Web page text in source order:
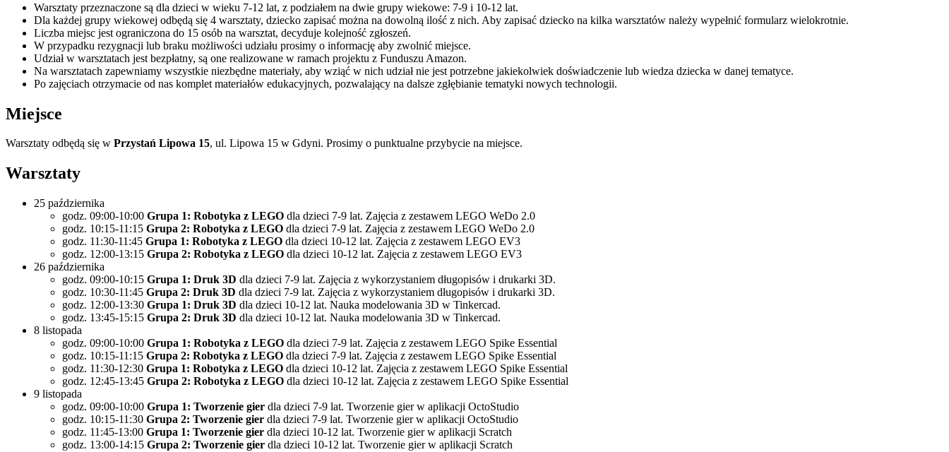
Warsztaty przeznaczone są dla dzieci w wieku 7-12 lat, z podziałem na dwie grupy wiekowe: 7-9 i 10-12 lat.
Dla każdej grupy wiekowej odbędą się 4 warsztaty, dziecko zapisać można na dowolną ilość z nich. Aby zapisać dziecko na kilka warsztatów należy wypełnić formularz wielokrotnie.
Liczba miejsc jest ograniczona do 15 osób na warsztat, decyduje kolejność zgłoszeń.
W przypadku rezygnacji lub braku możliwości udziału prosimy o informację aby zwolnić miejsce.
Udział w warsztatach jest bezpłatny, są one realizowane w ramach projektu z Funduszu Amazon.
Na warsztatach zapewniamy wszystkie niezbędne materiały, aby wziąć w nich udział nie jest potrzebne jakiekolwiek doświadczenie lub wiedza dziecka w danej tematyce.
Po zajęciach otrzymacie od nas komplet materiałów edukacyjnych, pozwalający na dalsze zgłębianie tematyki nowych technologii.
Miejsce
Warsztaty odbędą się w Przystań Lipowa 15, ul. Lipowa 15 w Gdyni. Prosimy o punktualne przybycie na miejsce.
Warsztaty
25 października
godz. 09:00-10:00 Grupa 1: Robotyka z LEGO dla dzieci 7-9 lat. Zajęcia z zestawem LEGO WeDo 2.0
godz. 10:15-11:15 Grupa 2: Robotyka z LEGO dla dzieci 7-9 lat. Zajęcia z zestawem LEGO WeDo 2.0
godz. 11:30-11:45 Grupa 1: Robotyka z LEGO dla dzieci 10-12 lat. Zajęcia z zestawem LEGO EV3
godz. 12:00-13:15 Grupa 2: Robotyka z LEGO dla dzieci 10-12 lat. Zajęcia z zestawem LEGO EV3
26 października
godz. 09:00-10:15 Grupa 1: Druk 3D dla dzieci 7-9 lat. Zajęcia z wykorzystaniem długopisów i drukarki 3D.
godz. 10:30-11:45 Grupa 2: Druk 3D dla dzieci 7-9 lat. Zajęcia z wykorzystaniem długopisów i drukarki 3D.
godz. 12:00-13:30 Grupa 1: Druk 3D dla dzieci 10-12 lat. Nauka modelowania 3D w Tinkercad.
godz. 13:45-15:15 Grupa 2: Druk 3D dla dzieci 10-12 lat. Nauka modelowania 3D w Tinkercad.
8 listopada
godz. 09:00-10:00 Grupa 1: Robotyka z LEGO dla dzieci 7-9 lat. Zajęcia z zestawem LEGO Spike Essential
godz. 10:15-11:15 Grupa 2: Robotyka z LEGO dla dzieci 7-9 lat. Zajęcia z zestawem LEGO Spike Essential
godz. 11:30-12:30 Grupa 1: Robotyka z LEGO dla dzieci 10-12 lat. Zajęcia z zestawem LEGO Spike Essential
godz. 12:45-13:45 Grupa 2: Robotyka z LEGO dla dzieci 10-12 lat. Zajęcia z zestawem LEGO Spike Essential
9 listopada
godz. 09:00-10:00 Grupa 1: Tworzenie gier dla dzieci 7-9 lat. Tworzenie gier w aplikacji OctoStudio
godz. 10:15-11:30 Grupa 2: Tworzenie gier dla dzieci 7-9 lat. Tworzenie gier w aplikacji OctoStudio
godz. 11:45-13:00 Grupa 1: Tworzenie gier dla dzieci 10-12 lat. Tworzenie gier w aplikacji Scratch
godz. 13:00-14:15 Grupa 2: Tworzenie gier dla dzieci 10-12 lat. Tworzenie gier w aplikacji Scratch